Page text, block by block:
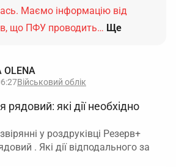
Маємо інформацію від
що ПФУ проводить… Ще
OLENA
Військовий облік
які дії необхідно
у роздруківці Резерв+
. Які дії відподального за